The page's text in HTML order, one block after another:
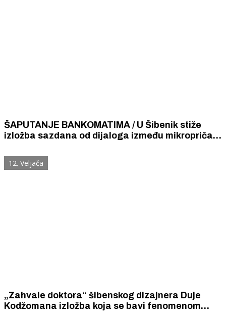
ŠAPUTANJE BANKOMATIMA / U Šibenik stiže
izložba sazdana od dijaloga između mikropriča i
bankomatima i druge nježnosti“
12. Veljača
„Zahvale doktora“ šibenskog dizajnera Duje
Kodžomana izložba koja se bavi fenomenom